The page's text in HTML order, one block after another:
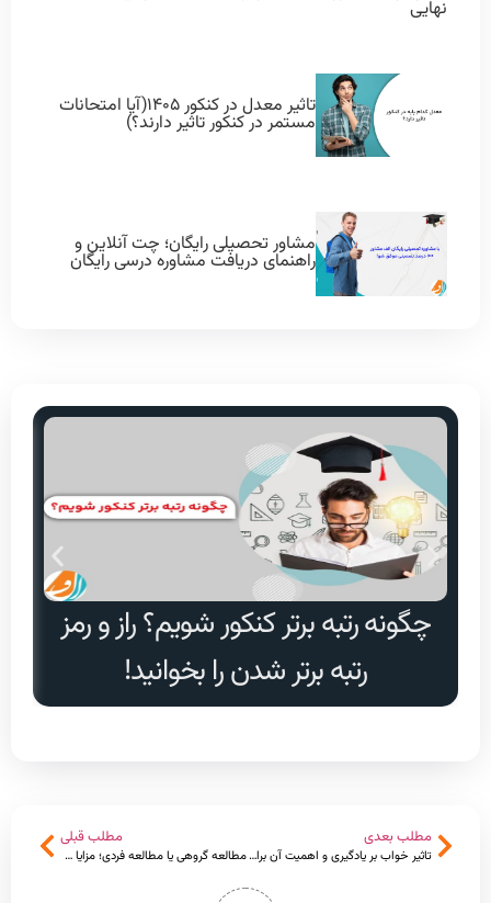
نهایی
تاثیر معدل در کنکور ۱۴۰۵(آیا امتحانات
مستمر در کنکور تاثیر دارند؟)
مشاور تحصیلی رایگان؛ چت آنلاین و
راهنمای دریافت مشاوره درسی رایگان
چگونه رتبه برتر کنکور شویم؟ راز و رمز
رتبه برتر شدن را بخوانید!
مطلب بعدی
تاثیر خواب بر یادگیری و اهمیت آن برای کنکوری ها
مطلب قبلی
مطالعه گروهی یا مطالعه فردی؛ مزایا و معایب هر روش و تأثیر آن بر کیفیت یادگیری